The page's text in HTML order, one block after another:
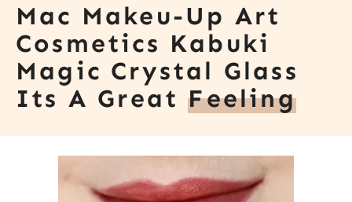
CONTACT
Mac Makeu-Up Art
Cosmetics Kabuki
Magic Crystal Glass
Its A GreatFeeling